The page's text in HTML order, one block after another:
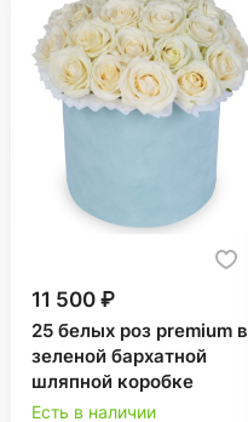
11 500 ₽
25 белых роз premium в
зеленой бархатной
шляпной коробке
Есть в наличии